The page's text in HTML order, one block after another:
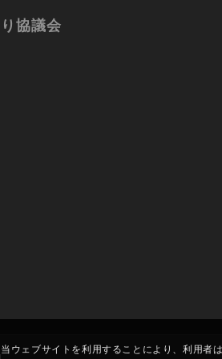
協議会
当ウェブサイトを利用することにより、利用者